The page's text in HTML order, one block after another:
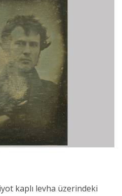
kaplı levha üzerindeki